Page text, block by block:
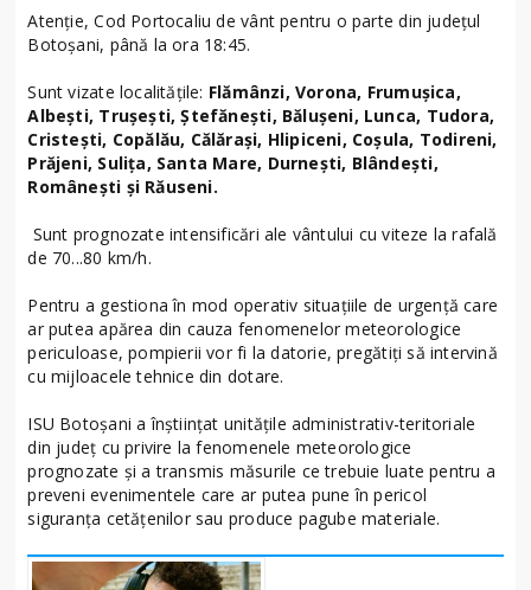
Atenție, Cod Portocaliu de vânt pentru o parte din județul
Botoșani, până la ora 18:45.
Sunt vizate localitățile: Flămânzi, Vorona, Frumușica,
Albești, Trușești, Ștefănești, Bălușeni, Lunca, Tudora,
Cristești, Copălău, Călărași, Hlipiceni, Coșula, Todireni,
Prăjeni, Sulița, Santa Mare, Durnești, Blândești,
Românești și Răuseni.
Sunt prognozate intensificări ale vântului cu viteze la rafală
de 70...80 km/h.
Pentru a gestiona în mod operativ situațiile de urgență care
ar putea apărea din cauza fenomenelor meteorologice
periculoase, pompierii vor fi la datorie, pregătiți să intervină
cu mijloacele tehnice din dotare.
ISU Botoșani a înștiințat unitățile administrativ-teritoriale
din județ cu privire la fenomenele meteorologice
prognozate și a transmis măsurile ce trebuie luate pentru a
preveni evenimentele care ar putea pune în pericol
siguranța cetățenilor sau produce pagube materiale.